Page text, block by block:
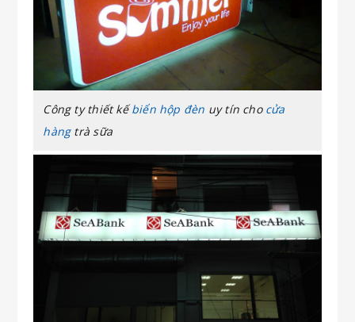
Công ty thiết kếbiển hộp đèn uy tín cho cửa
hàngtrà sữa